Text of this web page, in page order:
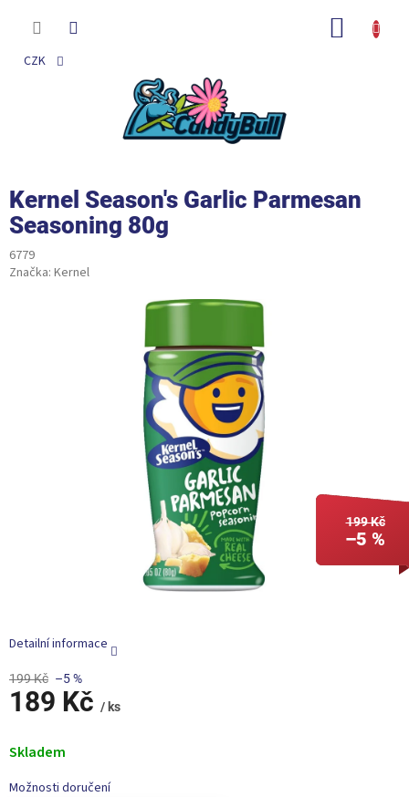
CZK
Kernel Season's Garlic Parmesan
Seasoning 80g
6779
Značka: Kernel
199 Kč
–5 %
199 Kč –5 %
189 Kč / ks
cena:
Skladem
Možnosti doručení
Detailní informace